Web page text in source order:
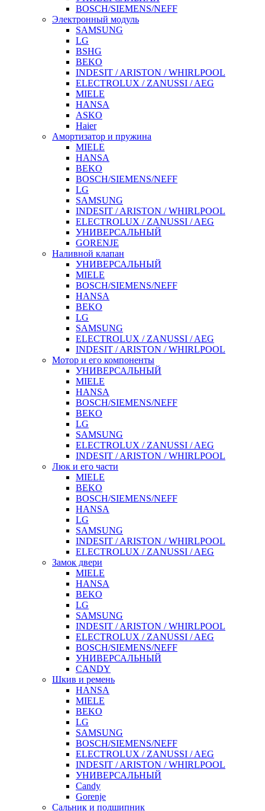
BOSCH/SIEMENS/NEFF
Электронный модуль
SAMSUNG
LG
BSHG
BEKO
INDESIT / ARISTON / WHIRLPOOL
ELECTROLUX / ZANUSSI / AEG
MIELE
HANSA
ASKO
Haier
Амортизатор и пружина
MIELE
HANSA
BEKO
BOSCH/SIEMENS/NEFF
LG
SAMSUNG
INDESIT / ARISTON / WHIRLPOOL
ELECTROLUX / ZANUSSI / AEG
УНИВЕРСАЛЬНЫЙ
GORENJE
Наливной клапан
УНИВЕРСАЛЬНЫЙ
MIELE
BOSCH/SIEMENS/NEFF
HANSA
BEKO
LG
SAMSUNG
ELECTROLUX / ZANUSSI / AEG
INDESIT / ARISTON / WHIRLPOOL
Мотор и его компоненты
УНИВЕРСАЛЬНЫЙ
MIELE
HANSA
BOSCH/SIEMENS/NEFF
BEKO
LG
SAMSUNG
ELECTROLUX / ZANUSSI / AEG
INDESIT / ARISTON / WHIRLPOOL
Люк и его части
MIELE
BEKO
BOSCH/SIEMENS/NEFF
HANSA
LG
SAMSUNG
INDESIT / ARISTON / WHIRLPOOL
ELECTROLUX / ZANUSSI / AEG
Замок двери
MIELE
HANSA
BEKO
LG
SAMSUNG
INDESIT / ARISTON / WHIRLPOOL
ELECTROLUX / ZANUSSI / AEG
BOSCH/SIEMENS/NEFF
УНИВЕРСАЛЬНЫЙ
CANDY
Шкив и ремень
HANSA
MIELE
BEKO
LG
SAMSUNG
BOSCH/SIEMENS/NEFF
ELECTROLUX / ZANUSSI / AEG
INDESIT / ARISTON / WHIRLPOOL
УНИВЕРСАЛЬНЫЙ
Candy
Gorenje
Сальник и подшипник